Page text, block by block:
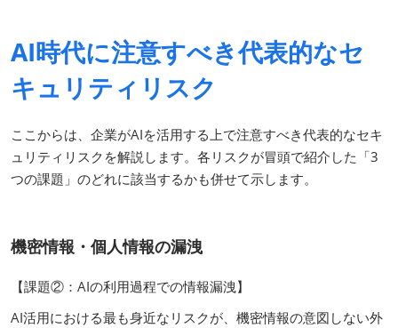
AI時代に注意すべき代表的なセ
キュリティリスク
ここからは、企業がAIを活用する上で注意すべき代表的なセキ
ュリティリスクを解説します。各リスクが冒頭で紹介した「3
つの課題」のどれに該当するかも併せて示します。
機密情報・個人情報の漏洩
【課題②：AIの利用過程での情報漏洩】
AI活用における最も身近なリスクが、機密情報の意図しない外